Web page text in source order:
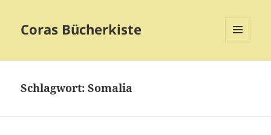
Coras Bücherkiste
Schlagwort:Somalia